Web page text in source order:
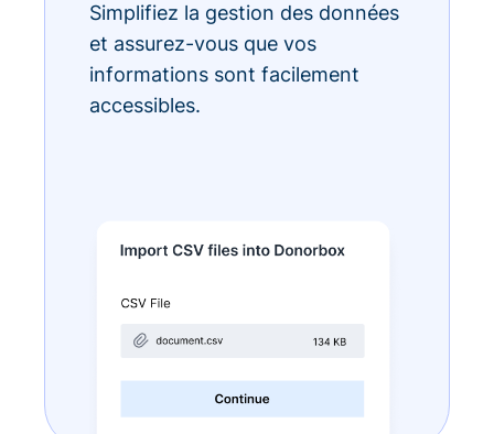
Simplifiez la gestion des données
et assurez-vous que vos
informations sont facilement
accessibles.